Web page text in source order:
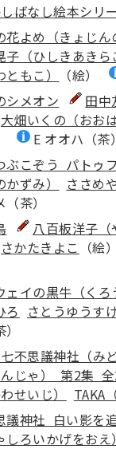
ばなし絵本シ
花よめ（きょじん
子（ひしきあきら
もこ）
（絵）
シメオン
田中
大畑いくの（おお
E オオハ（茶）
ぶこぞう パトゥ
かずみ）
ささめ
茶）
八百板洋子（
さかたきよこ （絵）
ェイの黒牛（くろ
ろ さとうゆうす
不思議神社（み
じゃ） 第2集
せいじ）
TAKA
議神社 白い影を
しろいかげをおえ）